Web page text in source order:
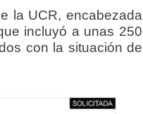
la UCR, encabezada
incluyó a unas 250
con la situación de